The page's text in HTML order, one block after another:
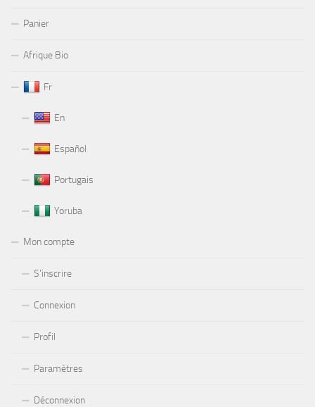
Panier
Afrique Bio
Fr
En
Español
Portugais
Yoruba
Mon compte
S’inscrire
Connexion
Profil
Paramètres
Déconnexion